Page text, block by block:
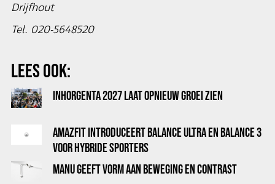
Drijfhout
Tel. 020-5648520
LEES OOK:
INHORGENTA 2027 LAAT OPNIEUW GROEI ZIEN
AMAZFIT INTRODUCEERT BALANCE ULTRA EN BALANCE 3
VOOR HYBRIDE SPORTERS
MANU GEEFT VORM AAN BEWEGING EN CONTRAST